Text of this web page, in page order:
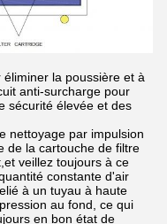
la poussière et à
anti-surcharge pour
sécurité élevée et des
nettoyage par impulsion
de la cartouche de filtre
veillez toujours à ce
constante d'air
à un tuyau à haute
au fond, ce qui
en bon état de